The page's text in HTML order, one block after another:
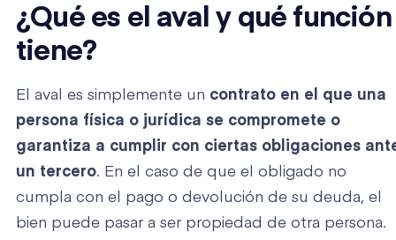
¿Qué es el aval y qué función
tiene?
El aval es simplemente un contrato en el que una
persona física o jurídica se compromete o
garantiza a cumplir con ciertas obligaciones
un tercero. En el caso de que el obligado no
cumpla con el pago o devolución de su deuda, el
bien puede pasar a ser propiedad de otra persona.